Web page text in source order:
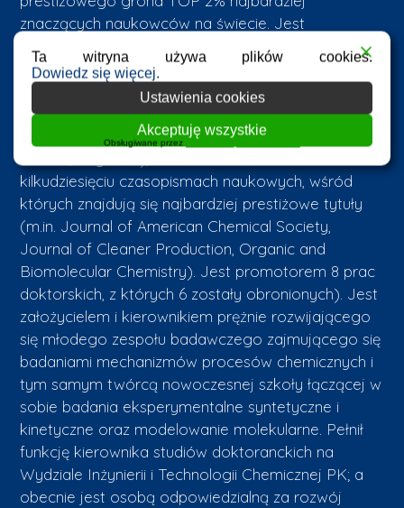
znaczących naukowców na świecie. Jest
redaktorem naczelnym interdyscyplinarnego
periodyku „Scientiae Radices”, członkiem Editorial
Board kilku periodyków naukowych (Chemistry of
Heterocyclic Compounds , Symmetry, Chemistry
and Chemical Technology, Current Chemistry
kilkudziesięciu czasopismach naukowych, wśród
których znajdują się najbardziej prestiżowe tytuły
(m.in. Journal of American Chemical Society,
Journal of Cleaner Production, Organic and
Biomolecular Chemistry). Jest promotorem 8 prac
doktorskich, z których 6 zostały obronionych). Jest
założycielem i kierownikiem prężnie rozwijającego
się młodego zespołu badawczego zajmującego się
badaniami mechanizmów procesów chemicznych i
tym samym twórcą nowoczesnej szkoły łączącej w
sobie badania eksperymentalne syntetyczne i
kinetyczne oraz modelowanie molekularne. Pełnił
funkcję kierownika studiów doktoranckich na
Wydziale Inżynierii i Technologii Chemicznej PK; a
obecnie jest osobą odpowiedzialną za rozwój
Ta witryna używa plików cookies.
Dowiedz się więcej.
Ustawienia cookies
Akceptuję wszystkie
Obsługiwane przez